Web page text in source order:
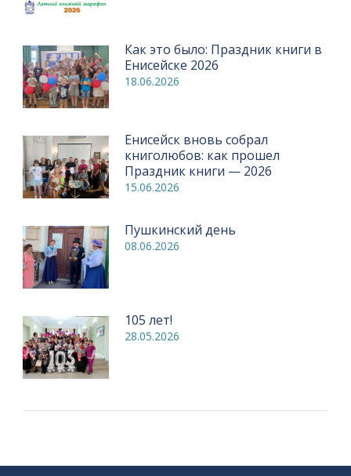
Как это было: Праздник книги в
Енисейске 2026
18.06.2026
Енисейск вновь собрал
книголюбов: как прошел
Праздник книги — 2026
15.06.2026
Пушкинский день
08.06.2026
105 лет!
28.05.2026